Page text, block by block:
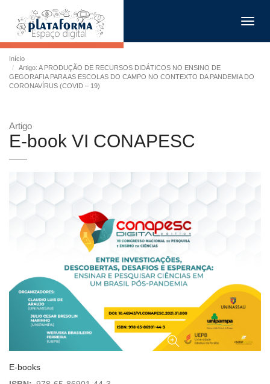
Início
Artigo: A PRODUÇÃO DE RECURSOS DIDÁTICOS NO ENSINO DE
GEGORAFIA PARA AS ESCOLAS DO CAMPO NO CONTEXTO DA PANDEMIA DO
CORONAVÍRUS (COVID – 19)
Artigo
E-book VI CONAPESC
E-books